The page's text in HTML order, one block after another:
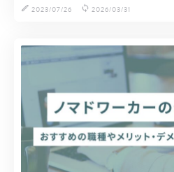
2023/07/26
2026/03/31